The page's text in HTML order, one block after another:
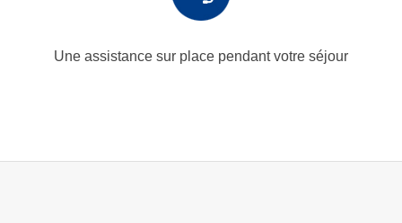
Une assistance sur place pendant votre séjour